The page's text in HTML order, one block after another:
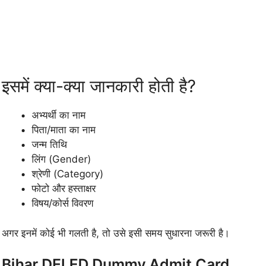
इसमें क्या-क्या जानकारी होती है?
अभ्यर्थी का नाम
पिता/माता का नाम
जन्म तिथि
लिंग (Gender)
श्रेणी (Category)
फोटो और हस्ताक्षर
विषय/कोर्स विवरण
अगर इनमें कोई भी गलती है, तो उसे इसी समय सुधारना जरूरी है।